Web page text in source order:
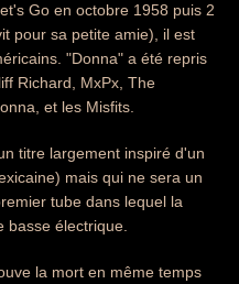
Go en octobre 1958 puis 2
pour sa petite amie), il est
"Donna" a été repris
Richard, MxPx, The
et les Misfits.
titre largement inspiré d'un
mais qui ne sera un
tube dans lequel la
basse électrique.
la mort en même temps